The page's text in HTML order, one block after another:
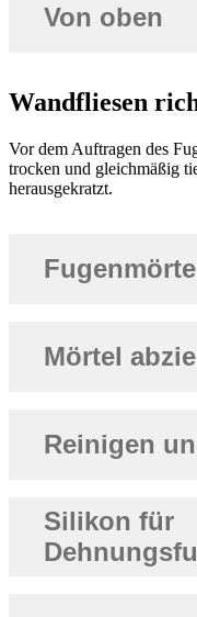
Von oben
Wandfliesen
Vor dem Auftragen des
trocken und gleichmäßig
herausgekratzt.
Mörtel
Reinigen
Silikon für